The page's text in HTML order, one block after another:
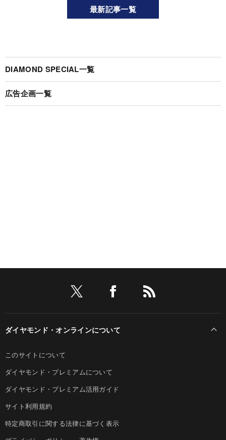
最新記事一覧
DIAMOND SPECIAL一覧
広告企画一覧
ダイヤモンド・オンラインについて
このサイトについて
ダイヤモンド・プレミアムについて
ダイヤモンド・プレミアム活用ガイド
サイト利用規約
特定商取引に関する法律に基づく表示